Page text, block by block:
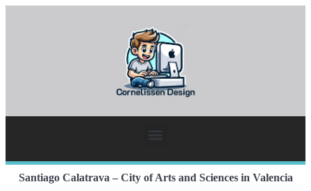
Santiago Calatrava – City of Arts and Sciences in Valencia